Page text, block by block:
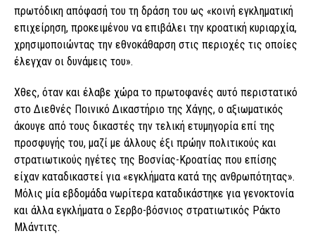
πρωτόδικη απόφασή του τη δράση του ως «κοινή εγκληματική
επιχείρηση, προκειμένου να επιβάλει την κροατική κυριαρχία,
χρησιμοποιώντας την εθνοκάθαρση στις περιοχές τις οποίες
έλεγχαν οι δυνάμεις του».
Χθες, όταν και έλαβε χώρα το πρωτοφανές αυτό περιστατικό
στο Διεθνές Ποινικό Δικαστήριο της Χάγης, ο αξιωματικός
άκουγε από τους δικαστές την τελική ετυμηγορία επί της
προσφυγής του, μαζί με άλλους έξι πρώην πολιτικούς και
στρατιωτικούς ηγέτες της Βοσνίας-Κροατίας που επίσης
είχαν καταδικαστεί για «εγκλήματα κατά της ανθρωπότητας».
Μόλις μία εβδομάδα νωρίτερα καταδικάστηκε για γενοκτονία
και άλλα εγκλήματα ο Σερβο-βόσνιος στρατιωτικός Ράκτο
Μλάντιτς.